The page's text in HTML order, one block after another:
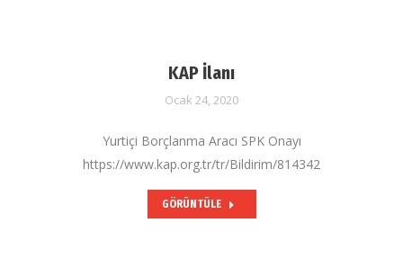
KAP İlanı
Ocak 24, 2020
Yurtiçi Borçlanma Aracı SPK Onayı
https://www.kap.org.tr/tr/Bildirim/814342
GÖRÜNTÜLE